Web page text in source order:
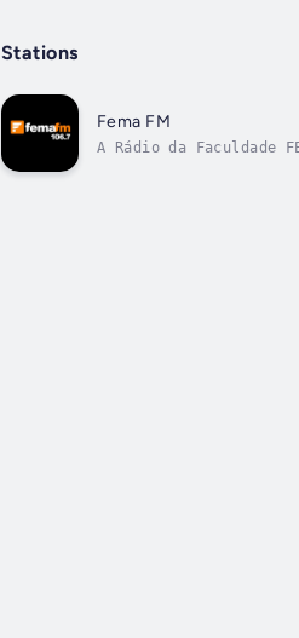
Stations
Fema FM
A Rádio da Faculdade